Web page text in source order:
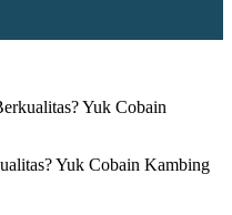
Yuk Cobain